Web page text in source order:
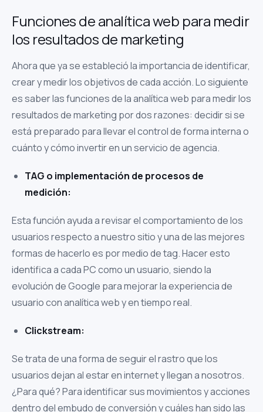
Funciones de analítica web para medir
los resultados de marketing
Ahora que ya se estableció la importancia de identificar,
crear y medir los objetivos de cada acción. Lo siguiente
es saber las funciones de la analítica web para medir los
resultados de marketing por dos razones: decidir si se
está preparado para llevar el control de forma interna o
cuánto y cómo invertir en un servicio de agencia.
TAG o implementación de procesos de
medición:
Esta función ayuda a revisar el comportamiento de los
usuarios respecto a nuestro sitio y una de las mejores
formas de hacerlo es por medio de tag. Hacer esto
identifica a cada PC como un usuario, siendo la
evolución de Google para mejorar la experiencia de
usuario con analítica web y en tiempo real.
Clickstream:
Se trata de una forma de seguir el rastro que los
usuarios dejan al estar en internet y llegan a nosotros.
¿Para qué? Para identificar sus movimientos y acciones
dentro del embudo de conversión y cuáles han sido las